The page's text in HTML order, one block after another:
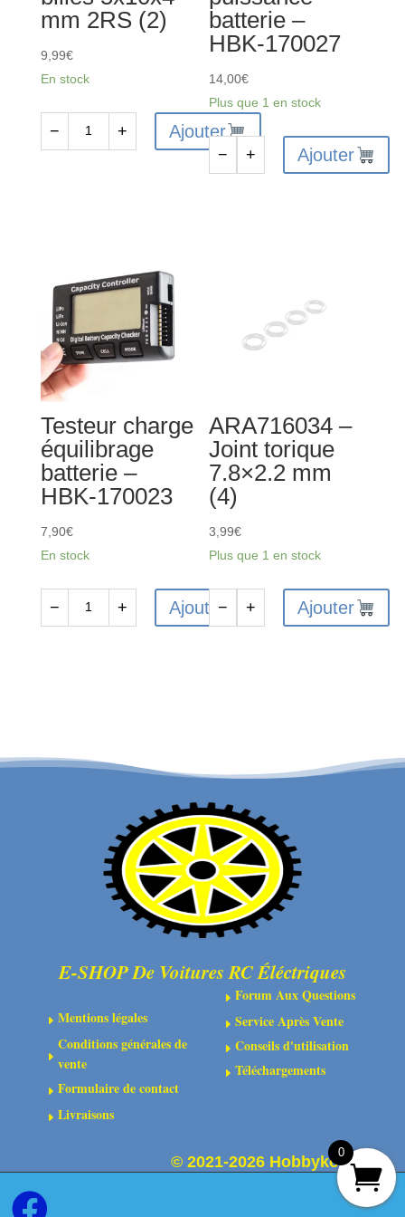
mm 2RS (2)
9,99€
En stock
billes
5x10x4
mm
2RS
(2)
− + Ajouter
batterie –
HBK-170027
14,00€
Plus que 1 en stock
− + Ajouter
Testeur charge
équilibrage
batterie –
HBK-170023
7,90€
En stock
-
− + Ajouter
ARA716034 –
Joint torique
7.8×2.2 mm
(4)
3,99€
Plus que 1 en stock
mm
(4)
− + Ajouter
E-SHOP De Voitures RC Éléctriques
EMentions légales
E
Conditions générales de
vente
EFormulaire de contact
ELivraisons
E Forum Aux Questions
E Service Après Vente
E Conseils d'utilisation
E Téléchargements
© 2021-2026 Hobbykoo

0